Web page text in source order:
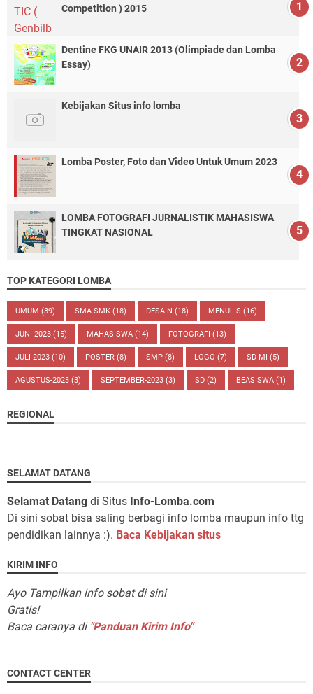
Competition ) 2015
Dentine FKG UNAIR 2013 (Olimpiade dan Lomba
Essay)
Kebijakan Situs info lomba
Lomba Poster, Foto dan Video Untuk Umum 2023
LOMBA FOTOGRAFI JURNALISTIK MAHASISWA
TINGKAT NASIONAL
TOP KATEGORI LOMBA
UMUM (39) SMA-SMK (18) DESAIN (18) MENULIS (16)
JUNI-2023 (15) MAHASISWA (14) FOTOGRAFI (13)
JULI-2023 (10) POSTER (8) SMP (8) LOGO (7) SD-MI (5)
AGUSTUS-2023 (3) SEPTEMBER-2023 (3) SD (2) BEASISWA (1)
REGIONAL
SELAMAT DATANG
Selamat Datang di Situs Info-Lomba.com
Di sini sobat bisa saling berbagi info lomba maupun info ttg
pendidikan lainnya :). Baca Kebijakan situs
KIRIM INFO
Ayo Tampilkan info sobat di sini
Gratis!
Baca caranya di "Panduan Kirim Info"
CONTACT CENTER